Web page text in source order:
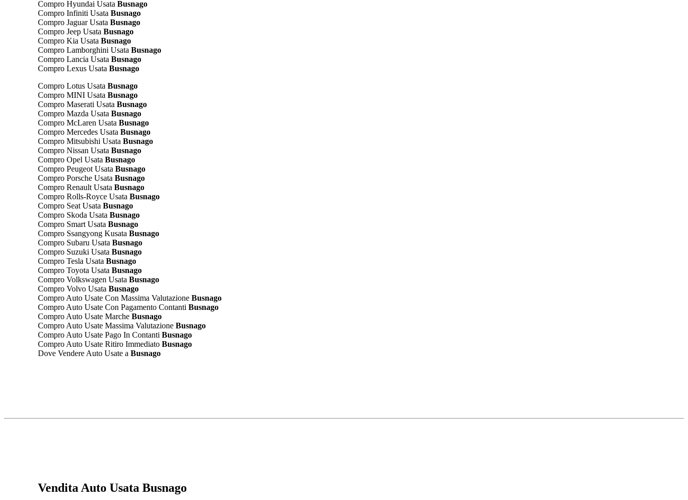
Compro Hyundai Usata Busnago
Compro Infiniti Usata Busnago
Compro Jaguar Usata Busnago
Compro Jeep Usata Busnago
Compro Kia Usata Busnago
Compro Lamborghini Usata Busnago
Compro Lancia Usata Busnago
Compro Lexus Usata Busnago
Compro Lotus Usata Busnago
Compro MINI Usata Busnago
Compro Maserati Usata Busnago
Compro Mazda Usata Busnago
Compro McLaren Usata Busnago
Compro Mercedes Usata Busnago
Compro Mitsubishi Usata Busnago
Compro Nissan Usata Busnago
Compro Opel Usata Busnago
Compro Peugeot Usata Busnago
Compro Porsche Usata Busnago
Compro Renault Usata Busnago
Compro Rolls-Royce Usata Busnago
Compro Seat Usata Busnago
Compro Skoda Usata Busnago
Compro Smart Usata Busnago
Compro Ssangyong Kusata Busnago
Compro Subaru Usata Busnago
Compro Suzuki Usata Busnago
Compro Tesla Usata Busnago
Compro Toyota Usata Busnago
Compro Volkswagen Usata Busnago
Compro Volvo Usata Busnago
Compro Auto Usate Con Massima Valutazione Busnago
Compro Auto Usate Con Pagamento Contanti Busnago
Compro Auto Usate Marche Busnago
Compro Auto Usate Massima Valutazione Busnago
Compro Auto Usate Pago In Contanti Busnago
Compro Auto Usate Ritiro Immediato Busnago
Dove Vendere Auto Usate a Busnago
Vendita Auto Usata Busnago